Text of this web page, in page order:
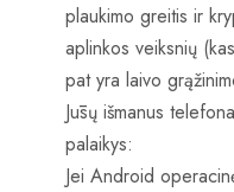
plaukimo greitis ir
aplinkos veiksnių
pat yra laivo
Jūsų išmanus
palaikys:
Jei Android